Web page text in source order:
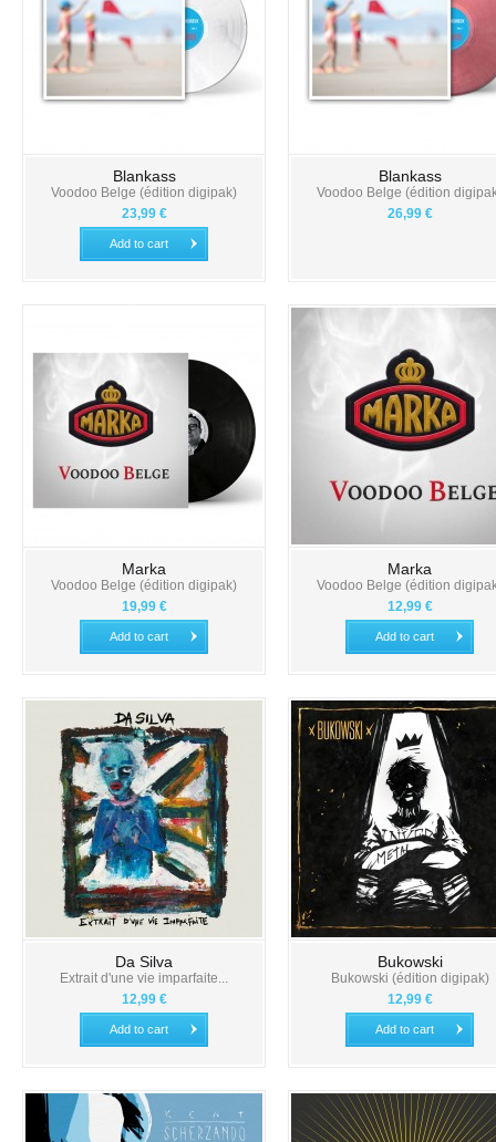
Blankass
Voodoo Belge (édition digipak)
23,99 €
Add to cart
Blankass
Voodoo Belge (édition
26,99 €
Marka
Voodoo Belge (édition digipak)
19,99 €
Add to cart
Marka
Voodoo Belge (édition
12,99 €
Add to cart
Da Silva
Extrait d'une vie imparfaite...
12,99 €
Add to cart
Bukowski
Bukowski (édition digipak)
12,99 €
Add to cart